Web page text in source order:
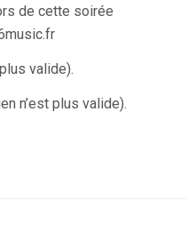
de cette soirée
valide).
n’est plus valide).